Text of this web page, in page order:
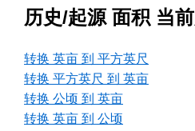
历史/起源 面积 当
转换 英亩 到 平方英尺
转换 平方英尺 到 英亩
转换 公顷 到 英亩
转换 英亩 到 公顷